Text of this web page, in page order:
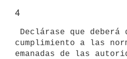
4
cumplimiento a las
emanadas de las